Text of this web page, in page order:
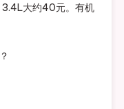
3.4L大约40元。有机